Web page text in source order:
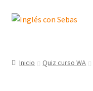
Inicio Quiz curso WA